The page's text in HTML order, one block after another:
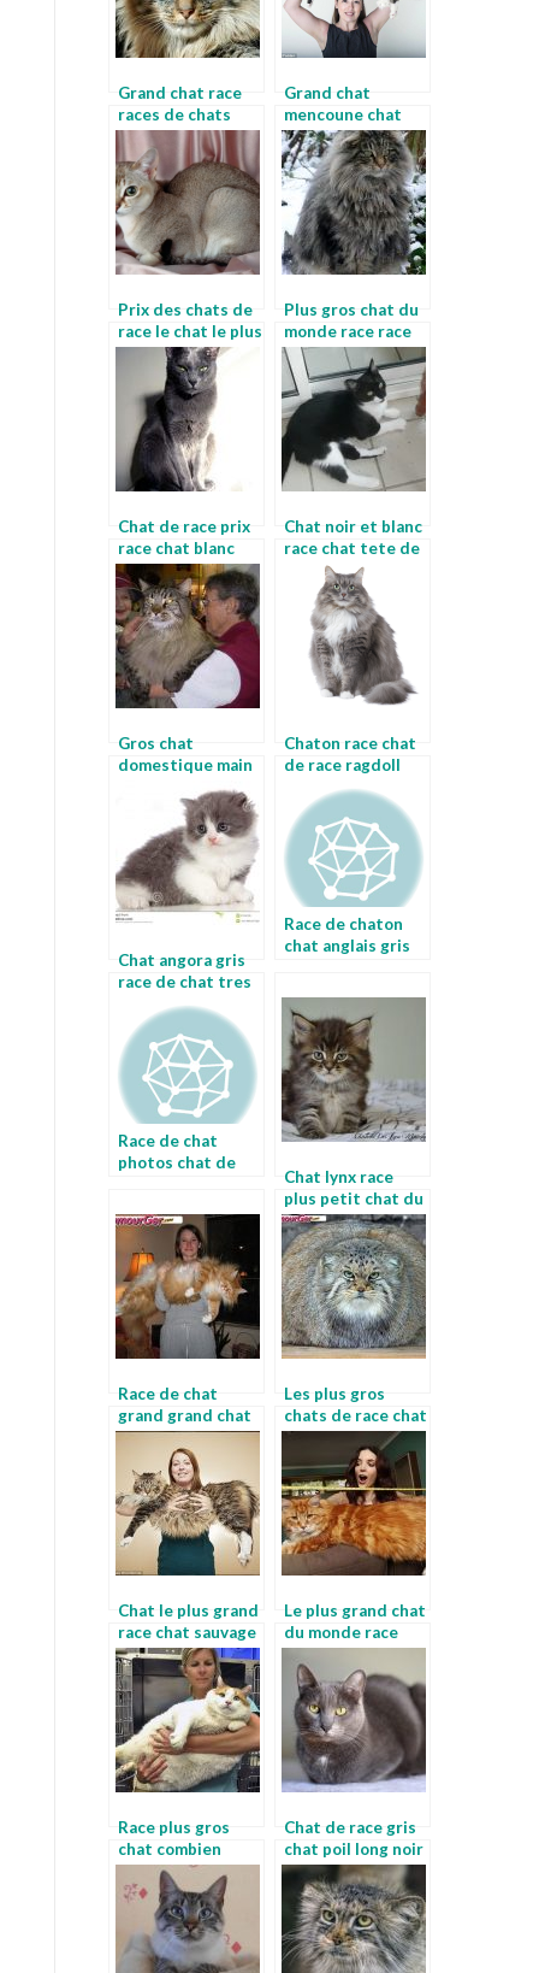
Grand chat race
races de chats
avec photos
Grand chat
mencoune chat
Prix des chats de
race le chat le plus
grand du monde
Plus gros chat du
monde race race
de chat noir poil
long
Chat de race prix
race chat blanc
yeux bleus
Chat noir et blanc
race chat tete de
Gros chat
domestique main
Chaton race chat
de race ragdoll
Chat angora gris
race de chat tres
Race de chaton
chat anglais gris
Race de chat
photos chat de
Chat lynx race
plus petit chat du
monde race
Race de chat
grand grand chat
Les plus gros
chats de race chat
le plus gros
Chat le plus grand
race chat sauvage
Le plus grand chat
du monde race
chat race tigre
Race plus gros
chat combien
coute un chat
main coon
Chat de race gris
chat poil long noir